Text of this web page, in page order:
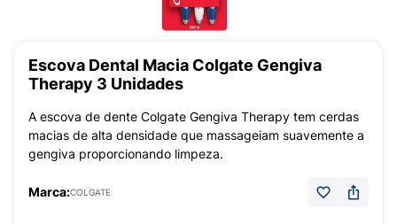
Escova Dental Macia Colgate Gengiva
Therapy 3 Unidades
A escova de dente Colgate Gengiva Therapy tem cerdas
macias de alta densidade que massageiam suavemente a
gengiva proporcionando limpeza.
Marca:COLGATE